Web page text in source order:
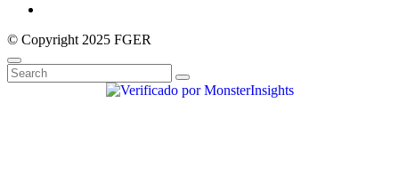
© Copyright 2025 FGER